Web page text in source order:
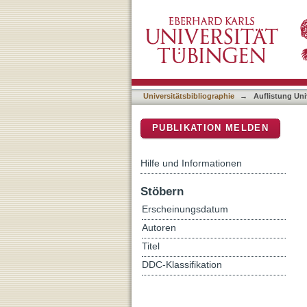
Universitätsbibliographie → Auflistung
PUBLIKATION MELDEN
Hilfe und Informationen
Stöbern
Erscheinungsdatum
Autoren
Titel
DDC-Klassifikation